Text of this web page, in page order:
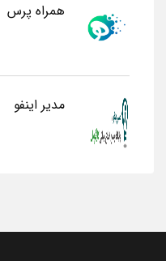
همراه پرس
مدیر اینفو